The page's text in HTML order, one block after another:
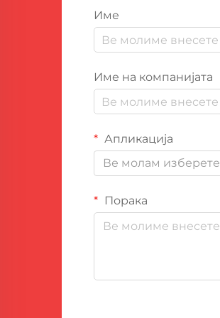
Име
Име на компанијата
Апликација
Ве молам изберете
Порака